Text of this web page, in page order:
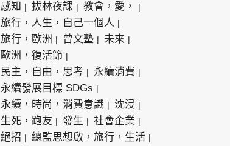
感知
拔林夜課
教會，愛，
旅行，人生，自己一個人
旅行，歐洲
曾文塾
未來
歐洲，復活節
民主，自由，思考
永續消費
永續發展目標 SDGs
永續，時尚，消費意識
沈浸
生死，跑友
發生
社會企業
絕招
總監思想啟，旅行，生活